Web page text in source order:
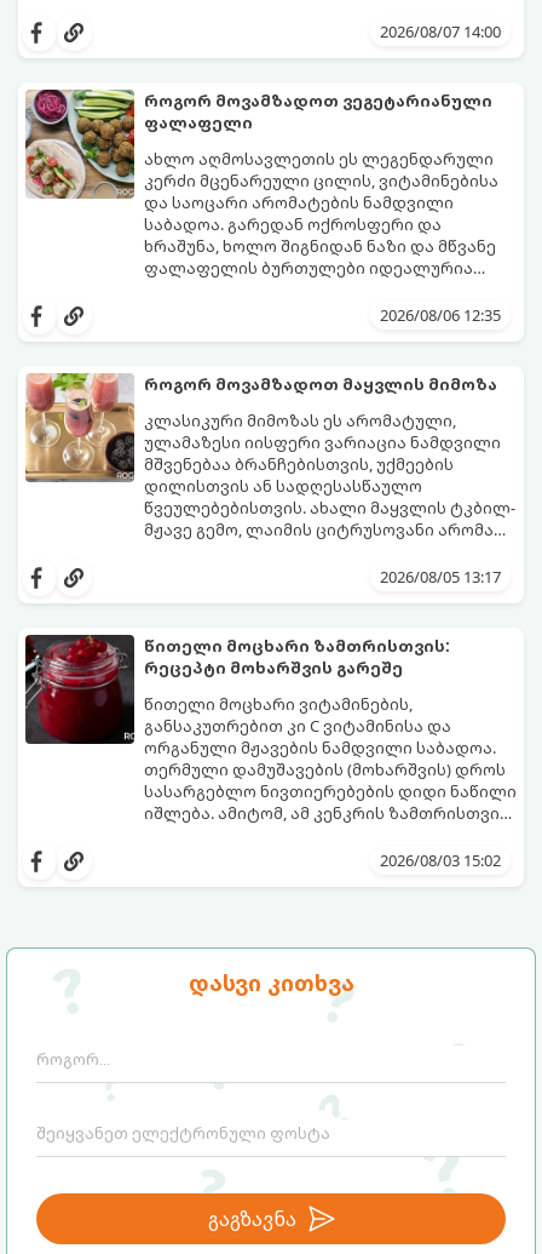
დასვი კითხვა
გაგზავნა
2026/08/07 14:00
როგორ მოვამზადოთ ვეგეტარიანული
ფალაფელი
ახლო აღმოსავლეთის ეს ლეგენდარული
კერძი მცენარეული ცილის, ვიტამინებისა
და საოცარი არომატების ნამდვილი
საბადოა. გარედან ოქროსფერი და
ხრაშუნა, ხოლო შიგნიდან ნაზი და მწვანე
ფალაფელის ბურთულები იდეალურია
სალათებთან ერთად ან ტახინის (სესამის)
მდგომარეობს, რომ გამოიყენება
შეწვისას ფორმა იდეალურად შეინარჩუნოს
და არ დაიშალოს.
მომზადების დრო: 20 წუთი (დამატებით
მუხუდოს ჩალბობის დრო: 12-24 საათი)
შეწვის დრო: 10–15 წუთი ულუფა: 20–24 ცალი
ბურთულა (4–6 პორცია)
2026/08/06 12:35
როგორ მოვამზადოთ მაყვლის მიმოზა
კლასიკური მიმოზას ეს არომატული,
ულამაზესი იისფერი ვარიაცია ნამდვილი
მშვენებაა ბრანჩებისთვის, უქმეების
დილისთვის ან სადღესასწაულო
წვეულებებისთვის. ახალი მაყვლის ტკბილ-
მჟავე გემო, ლაიმის ციტრუსოვანი არომატი
საოცრად დახვეწილ და მაგრილებელ
და მის მომზადებას მინიმალური
პორცია
2026/08/05 13:17
წითელი მოცხარი ზამთრისთვის:
რეცეპტი მოხარშვის გარეშე
წითელი მოცხარი ვიტამინების,
განსაკუთრებით კი C ვიტამინისა და
ორგანული მჟავების ნამდვილი საბადოა.
თერმული დამუშავების (მოხარშვის) დროს
სასარგებლო ნივთიერებების დიდი ნაწილი
იშლება. ამიტომ, ამ კენკრის ზამთრისთვის
მომზადებაა - მოხარშვის გარეშე.
ბუნებრივ, კაშკაშა გემოს, არომატს და
2026/08/03 15:02